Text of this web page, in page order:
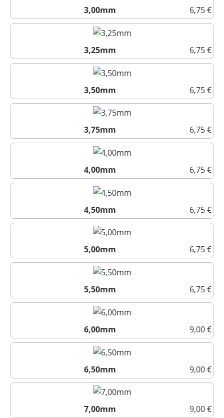
3,00mm
6,75 €
3,00mm
3,25mm
6,75 €
3,25mm
3,50mm
6,75 €
3,50mm
3,75mm
6,75 €
3,75mm
4,00mm
6,75 €
4,00mm
4,50mm
6,75 €
4,50mm
5,00mm
6,75 €
5,00mm
5,50mm
6,75 €
5,50mm
6,00mm
9,00 €
6,00mm
6,50mm
9,00 €
6,50mm
7,00mm
9,00 €